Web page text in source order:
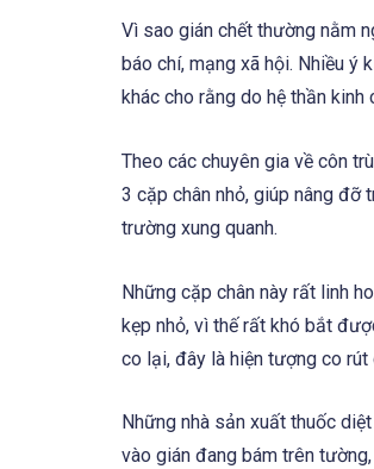
Vì sao gián chết thường nằm
báo chí, mạng xã hội. Nhiều ý
khác cho rằng do hệ thần kinh
Theo các chuyên gia về côn
3 cặp chân nhỏ, giúp nâng đỡ
trường xung quanh.
Những cặp chân này rất linh
kẹp nhỏ, vì thế rất khó bắt
co lại, đây là hiện tượng co rút
Những nhà sản xuất thuốc
vào gián đang bám trên